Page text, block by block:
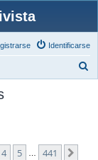
Identificarse
441
4 5 441